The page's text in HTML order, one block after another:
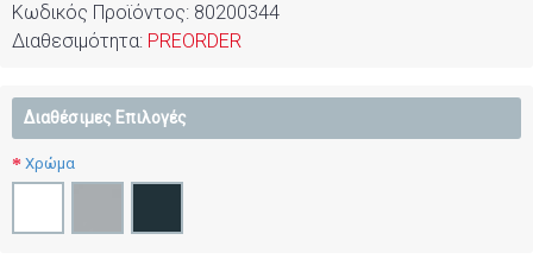
Κωδικός Προϊόντος: 80200344
Διαθεσιμότητα: PREORDER
Διαθέσιμες Επιλογές
Χρώμα